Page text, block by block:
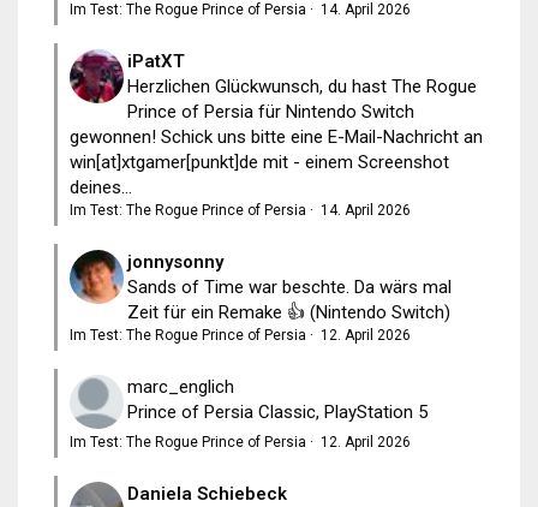
Im Test: The Rogue Prince of Persia · 14. April 2026
iPatXT
Herzlichen Glückwunsch, du hast The Rogue
Prince of Persia für Nintendo Switch
gewonnen! Schick uns bitte eine E-Mail-Nachricht an
win[at]xtgamer[punkt]de mit - einem Screenshot
deines...
Im Test: The Rogue Prince of Persia · 14. April 2026
jonnysonny
Sands of Time war beschte. Da wärs mal
Zeit für ein Remake 👍 (Nintendo Switch)
Im Test: The Rogue Prince of Persia · 12. April 2026
marc_englich
Prince of Persia Classic, PlayStation 5
Im Test: The Rogue Prince of Persia · 12. April 2026
Daniela Schiebeck